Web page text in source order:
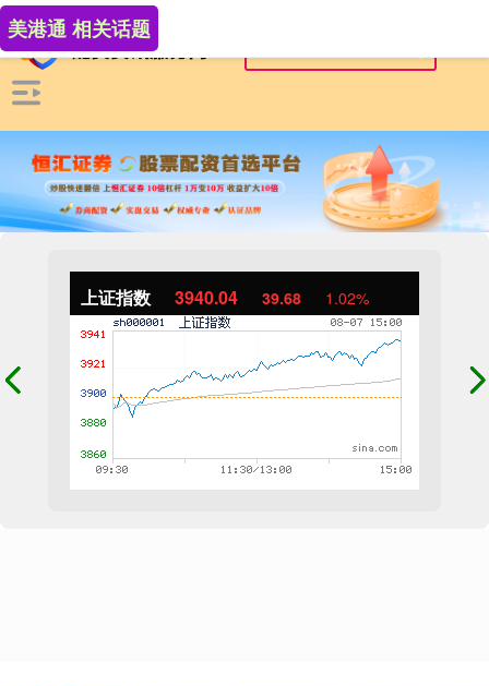
上证指数 3940.04 39.68 1.02%
美港通 相关话题